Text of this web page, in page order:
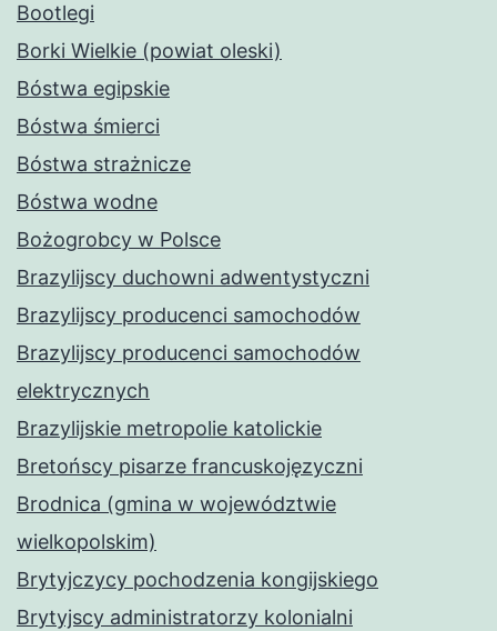
Bootlegi
Borki Wielkie (powiat oleski)
Bóstwa egipskie
Bóstwa śmierci
Bóstwa strażnicze
Bóstwa wodne
Bożogrobcy w Polsce
Brazylijscy duchowni adwentystyczni
Brazylijscy producenci samochodów
Brazylijscy producenci samochodów
elektrycznych
Brazylijskie metropolie katolickie
Bretońscy pisarze francuskojęzyczni
Brodnica (gmina w województwie
wielkopolskim)
Brytyjczycy pochodzenia kongijskiego
Brytyjscy administratorzy kolonialni